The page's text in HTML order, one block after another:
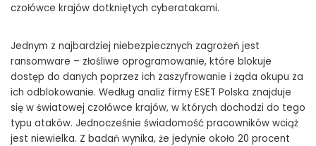
czołówce krajów dotkniętych cyberatakami.
Jednym z najbardziej niebezpiecznych zagrożeń jest
ransomware – złośliwe oprogramowanie, które blokuje
dostęp do danych poprzez ich zaszyfrowanie i żąda okupu za
ich odblokowanie. Według analiz firmy ESET Polska znajduje
się w światowej czołówce krajów, w których dochodzi do tego
typu ataków. Jednocześnie świadomość pracowników wciąż
jest niewielka. Z badań wynika, że jedynie około 20 procent